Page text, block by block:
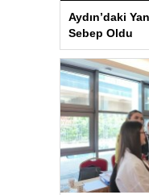
Aydın’daki
Sebep Oldu